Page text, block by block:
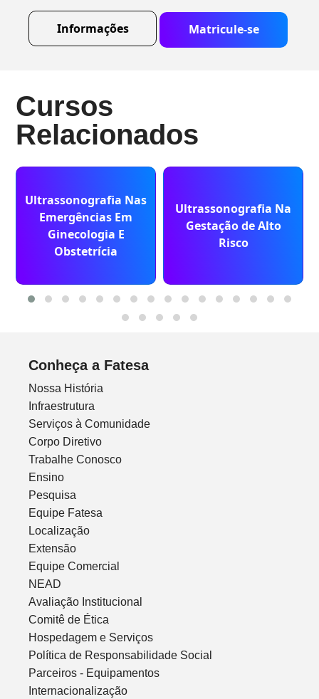
Informações Matricule-se
Cursos
Relacionados
Ultrassonografia Nas
Emergências Em
Ginecologia E
Obstetrícia
Ultrassonografia Na
Gestação de Alto
Risco
Conheça a Fatesa
Nossa História
Infraestrutura
Serviços à Comunidade
Corpo Diretivo
Trabalhe Conosco
Ensino
Pesquisa
Equipe Fatesa
Localização
Extensão
Equipe Comercial
NEAD
Avaliação Institucional
Comitê de Ética
Hospedagem e Serviços
Política de Responsabilidade Social
Parceiros - Equipamentos
Internacionalização